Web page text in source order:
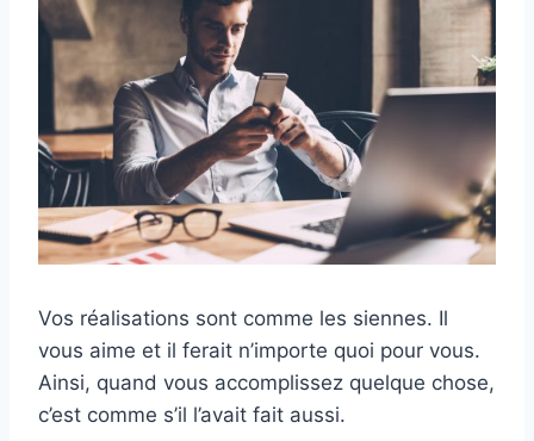
Vos réalisations sont comme les siennes. Il
vous aime et il ferait n’importe quoi pour vous.
Ainsi, quand vous accomplissez quelque chose,
c’est comme s’il l’avait fait aussi.